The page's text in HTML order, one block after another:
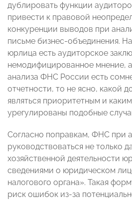
дублировать функции
привести к правовой
конкуренции выводов при
письме бизнес-объединения.
юрлица есть аудиторское
немодифицированное мнение,
анализа ФНС России есть
отчетности, то не ясно, какой
являться приоритетным и
урегулированы подобные
Согласно поправкам, ФНС при
руководствоваться не только
хозяйственной деятельности
сведениями о юридическом
налогового органа». Такая
риск ошибок из-за